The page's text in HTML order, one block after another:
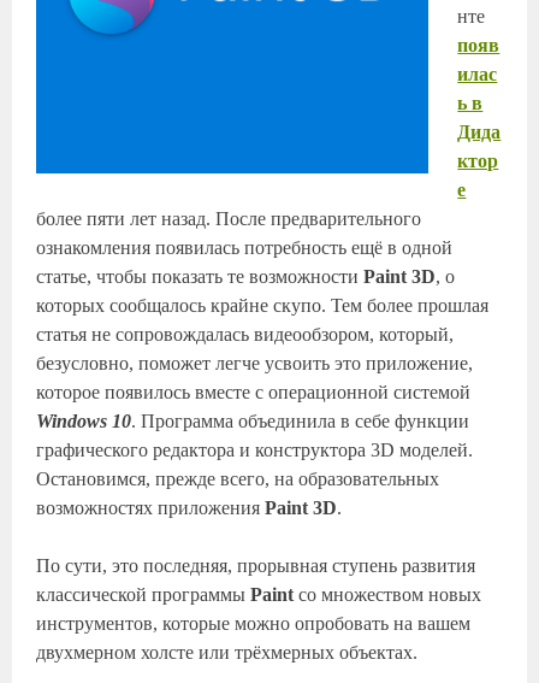
нте
появ
илас
ь в
Дида
ктор
е
более пяти лет назад. После предварительного
ознакомления появилась потребность ещё в одной
статье, чтобы показать те возможностиPaint 3D, о
которых сообщалось крайне скупо. Тем более прошлая
статья не сопровождалась видеообзором, который,
безусловно, поможет легче усвоить это приложение,
которое появилось вместе с операционной системой
Windows 10. Программа объединила в себе функции
графического редактора и конструктора 3D моделей.
Остановимся, прежде всего, на образовательных
возможностях приложенияPaint 3D.
По сути, это последняя, прорывная ступень развития
классической программыPaint со множеством новых
инструментов, которые можно опробовать на вашем
двухмерном холсте или трёхмерных объектах.